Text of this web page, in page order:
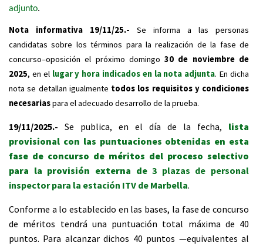
adjunto.
Nota informativa 19/11/25.- Se informa a las personas
candidatas sobre los términos para la realización de la fase de
concurso–oposición el próximo domingo30 de noviembre de
2025, en el lugar y hora indicados en la nota adjunta. En dicha
nota se detallan igualmente todos los requisitos y condiciones
necesariaspara el adecuado desarrollo de la prueba.
19/11/2025.- Se publica, en el día de la fecha, lista
provisional con las puntuaciones obtenidas en esta
fase de concurso de méritos del proceso selectivo
para la provisión externa de 3 plazas de personal
inspector para la estación ITV de Marbella.
Conforme a lo establecido en las bases, la fase de concurso
de méritos tendrá una puntuación total máxima de 40
puntos. Para alcanzar dichos 40 puntos —equivalentes al